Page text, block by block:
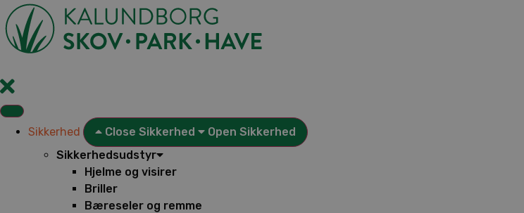
Videre
til
indhold
Sikkerhed Close Sikkerhed
Open Sikkerhed
Sikkerhedsudstyr
Hjelme og visirer
Briller
Bæreseler og remme